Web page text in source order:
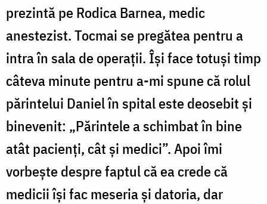
prezintă pe Rodica Barnea, medic
anestezist. Tocmai se pregătea pentru a
intra în sala de operaţii. Îşi face totuşi timp
câteva minute pentru a-mi spune că rolul
părintelui Daniel în spital este deosebit şi
binevenit: „Părintele a schimbat în bine
atât pacienţi, cât şi medici”. Apoi îmi
vorbeşte despre faptul că ea crede că
medicii îşi fac meseria şi datoria, dar